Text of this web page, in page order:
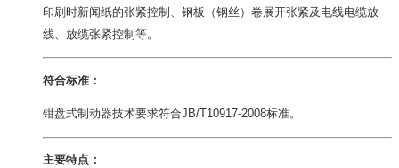
印刷时新闻纸的张紧控制、钢板（钢丝）卷展开张紧及电线电缆放
线、放缆张紧控制等。
符合标准：
钳盘式制动器技术要求符合JB/T10917-2008标准。
主要特点：